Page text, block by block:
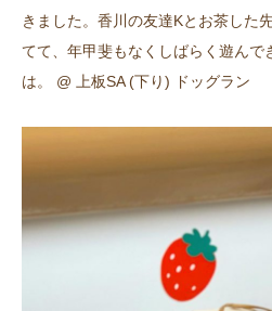
きました。香川の友達Kとお茶した
てて、年甲斐もなくしばらく遊んで
は。 @ 上板SA (下り) ドッグラン